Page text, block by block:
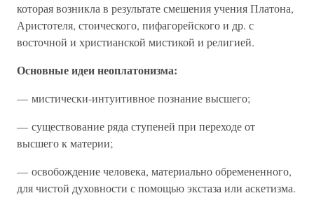
которая возникла в результате смешения учения Платона,
Аристотеля, стоического, пифагорейского и др. с
восточной и христианской мистикой и религией.
Основные идеи неоплатонизма:
— мистически-интуитивное познание высшего;
— существование ряда ступеней при переходе от
высшего к материи;
— освобождение человека, материально обремененного,
для чистой духовности с помощью экстаза или аскетизма.